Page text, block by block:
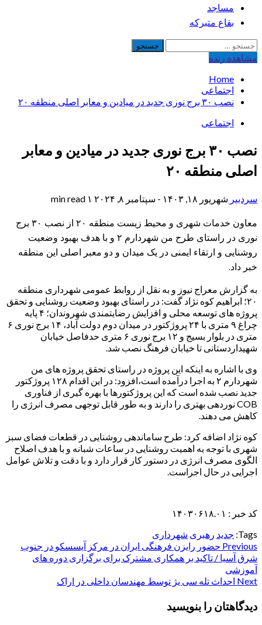
مساجد
بقاع متبرکه
جستجو
برای:
مشاهده‌ زنده
Home
اجتماعی
نصب ۳۰ برج نوری جدید در میادین و معابر اصلی منطقه ۲۰
اجتماعی
نصب ۳۰ برج نوری جدید در میادین و معابر
اصلی منطقه ۲۰
سردبیر شهریور ۱۸, ۱۴۰۳ - سپتامبر ۸, ۲۰۲۴ ۱ min read
معاون خدمات شهری و محیط زیست منطقه ۲۰ از نصب ۳۰ برج
نوری در راستای طرح من شهردارم ۲ و با هدف بهبود وضعیت
روشنایی و ارتقاء ایمنی در یک میدان و دو معبر اصلی این منطقه
خبر داد.
به گزارش معراج نیوز و به نقل از روابط عمومی شهرداری منطقه
۲۰؛ ابراهیم کوه نژاد گفت: در راستای بهبود وضعیت روشنایی و تحقق
پروژه های توسعه محلی و افزایش رضایتمندی شهروندان؛ ۴ پایه
چراغ ۹ متری با ۲۴ پروژکتور در میدان دوم دولت آباد، ۱۴ برج نوری ۶
متری در بلوار بسیج و ۱۲ برج نوری ۶ متری حدفاصل خیابان
شهیداردستانی تا خیابان فرهنگ نصب شد.
وی با اشاره به اینکه این پروژه در راستای تحقق پروژه های من
شهردارم ۲ به اجرا درآمده است،افزود: در این اقدام ۱۲۸ پروژکتور
جدید نصب شده است که این پروژکتورها با بهره گیری از فناوری
COB نوردهی بهتری را دارند و به طور قابل توجهی مصرف انرژی را
کاهش می دهند.
کوه نژاد اضافه کرد: طرح ساماندهی روشنایی در قطعات فضای سبز
شهری با توجه به اهمیت روشنایی در ساعات شبانه و با هدف اصلاح
الگوی مصرف انرژی در دستور کار قرار دارد و با دقت و تلاش عوامل
اجرایی در حال اجراست.
کد خبر : ۱۴۰۳۰۶۱۸.۰۱
Tags: جدید رهبری شهرداری
Post
navigation
Previous حضور رایزن فرهنگی ایران در مرکز آیسسکو در جنوب
شرق آسیا / تاکید بر همکاری مشترک برای برگزاری دوره های
آموزشی
Next احداث تله سی یژ توسط مهندسان داخلی در اراک
دیدگاهتان را بنویسید